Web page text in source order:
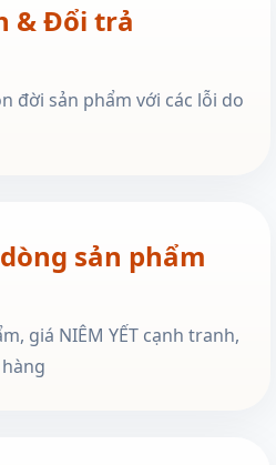
& Đổi trả
đời sản phẩm với các lỗi do
sản phẩm
giá NIÊM YẾT cạnh tranh,